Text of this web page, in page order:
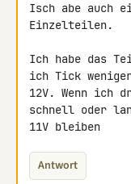
Isch abe auch
Einzelteilen.
Ich habe das
ich Tick
12V. Wenn ich
schnell oder
11V bleiben
Antwort